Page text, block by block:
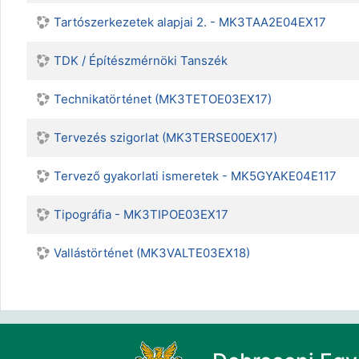
Tartószerkezetek alapjai 2. - MK3TAA2E04EX17
TDK / Építészmérnöki Tanszék
Technikatörténet (MK3TETOE03EX17)
Tervezés szigorlat (MK3TERSE00EX17)
Tervező gyakorlati ismeretek - MK5GYAKE04E117
Tipográfia - MK3TIPOE03EX17
Vallástörténet (MK3VALTE03EX18)